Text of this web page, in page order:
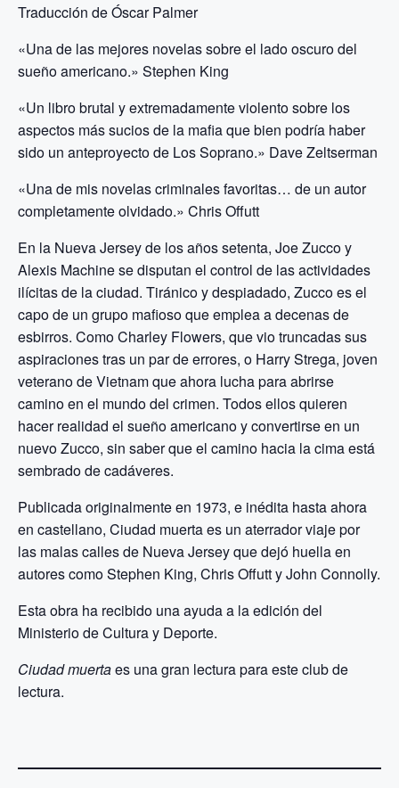
Traducción de Óscar Palmer
«Una de las mejores novelas sobre el lado oscuro del
sueño americano.» Stephen King
«Un libro brutal y extremadamente violento sobre los
aspectos más sucios de la mafia que bien podría haber
sido un anteproyecto de Los Soprano.» Dave Zeltserman
«Una de mis novelas criminales favoritas… de un autor
completamente olvidado.» Chris Offutt
En la Nueva Jersey de los años setenta, Joe Zucco y
Alexis Machine se disputan el control de las actividades
ilícitas de la ciudad. Tiránico y despiadado, Zucco es el
capo de un grupo mafioso que emplea a decenas de
esbirros. Como Charley Flowers, que vio truncadas sus
aspiraciones tras un par de errores, o Harry Strega, joven
veterano de Vietnam que ahora lucha para abrirse
camino en el mundo del crimen. Todos ellos quieren
hacer realidad el sueño americano y convertirse en un
nuevo Zucco, sin saber que el camino hacia la cima está
sembrado de cadáveres.
Publicada originalmente en 1973, e inédita hasta ahora
en castellano, Ciudad muerta es un aterrador viaje por
las malas calles de Nueva Jersey que dejó huella en
autores como Stephen King, Chris Offutt y John Connolly.
Esta obra ha recibido una ayuda a la edición del
Ministerio de Cultura y Deporte.
Ciudad muertaes una gran lectura para este club de
lectura.